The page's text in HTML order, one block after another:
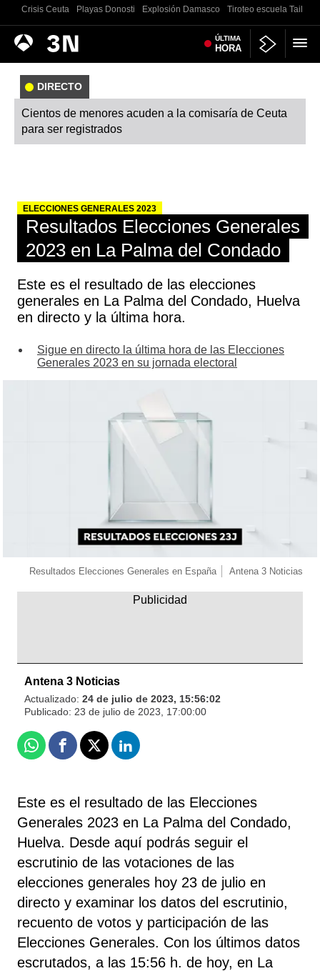
Crisis Ceuta Playas Donosti Explosión Damasco Tiroteo escuela
Antena
3
Noticias ÚLTIMA
HORA
DIRECTO
Cientos de menores acuden a la comisaría de Ceuta
para ser registrados
ELECCIONES GENERALES 2023
Resultados Elecciones Generales
2023 en La Palma del Condado
Este es el resultado de las elecciones
generales en La Palma del Condado, Huelva
en directo y la última hora.
Sigue en directo la última hora de las Elecciones
Generales 2023 en su jornada electoral
Resultados Elecciones Generales en España Antena 3 Noticias
Antena 3 Noticias
Actualizado: 24 de julio de 2023, 15:56:02
Publicado: 23 de julio de 2023, 17:00:00
WhatsappFacebook
X Linkedin
Este es el resultado de las Elecciones
Generales 2023 en La Palma del Condado,
Huelva. Desde aquí podrás seguir el
escrutinio de las votaciones de las
elecciones generales hoy 23 de julio en
directo y examinar los datos del escrutinio,
recuento de votos y participación de las
Elecciones Generales. Con los últimos datos
escrutados, a las 15:56 h. de hoy, en La